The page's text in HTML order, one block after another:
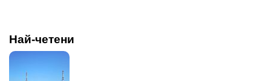
Най-четени